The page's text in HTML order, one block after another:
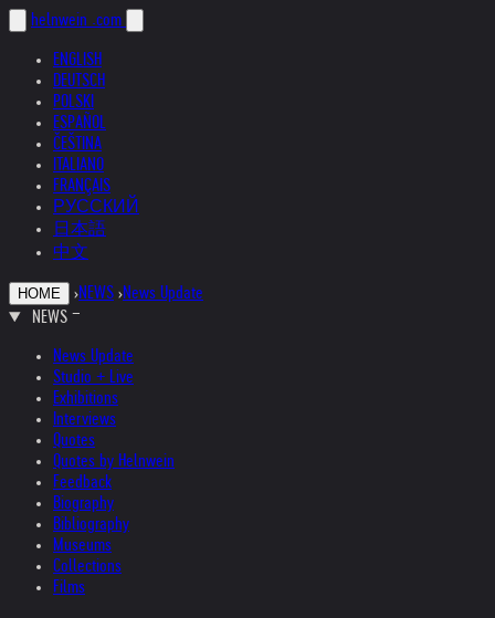
helnwein .com
ENGLISH
DEUTSCH
POLSKI
ESPAÑOL
ČEŠTINA
ITALIANO
FRANÇAIS
РУССКИЙ
日本語
中文
HOME ›NEWS ›News Update
NEWS
News Update
Studio + Live
Exhibitions
Interviews
Quotes
Quotes by Helnwein
Feedback
Biography
Bibliography
Museums
Collections
Films